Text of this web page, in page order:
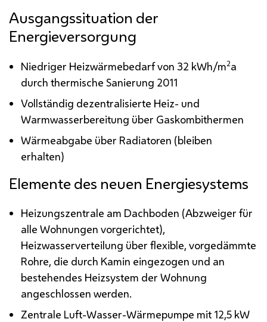
Ausgangssituation der
Energieversorgung
Niedriger Heizwärmebedarf von 32 kWh/m2a
durch thermische Sanierung 2011
Vollständig dezentralisierte Heiz- und
Warmwasserbereitung über Gaskombithermen
Wärmeabgabe über Radiatoren (bleiben
erhalten)
Elemente des neuen Energiesystems
Heizungszentrale am Dachboden (Abzweiger für
alle Wohnungen vorgerichtet),
Heizwasserverteilung über flexible, vorgedämmte
Rohre, die durch Kamin eingezogen und an
bestehendes Heizsystem der Wohnung
angeschlossen werden.
Zentrale Luft-Wasser-Wärmepumpe mit 12,5 kW